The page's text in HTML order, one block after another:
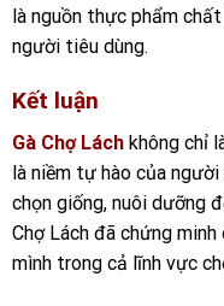
là nguồn thực phẩm
người tiêu dùng.
Kết luận
Gà Chợ Lách không chỉ
là niềm tự hào của
chọn giống, nuôi dưỡng
Chợ Lách đã chứng
mình trong cả lĩnh vực